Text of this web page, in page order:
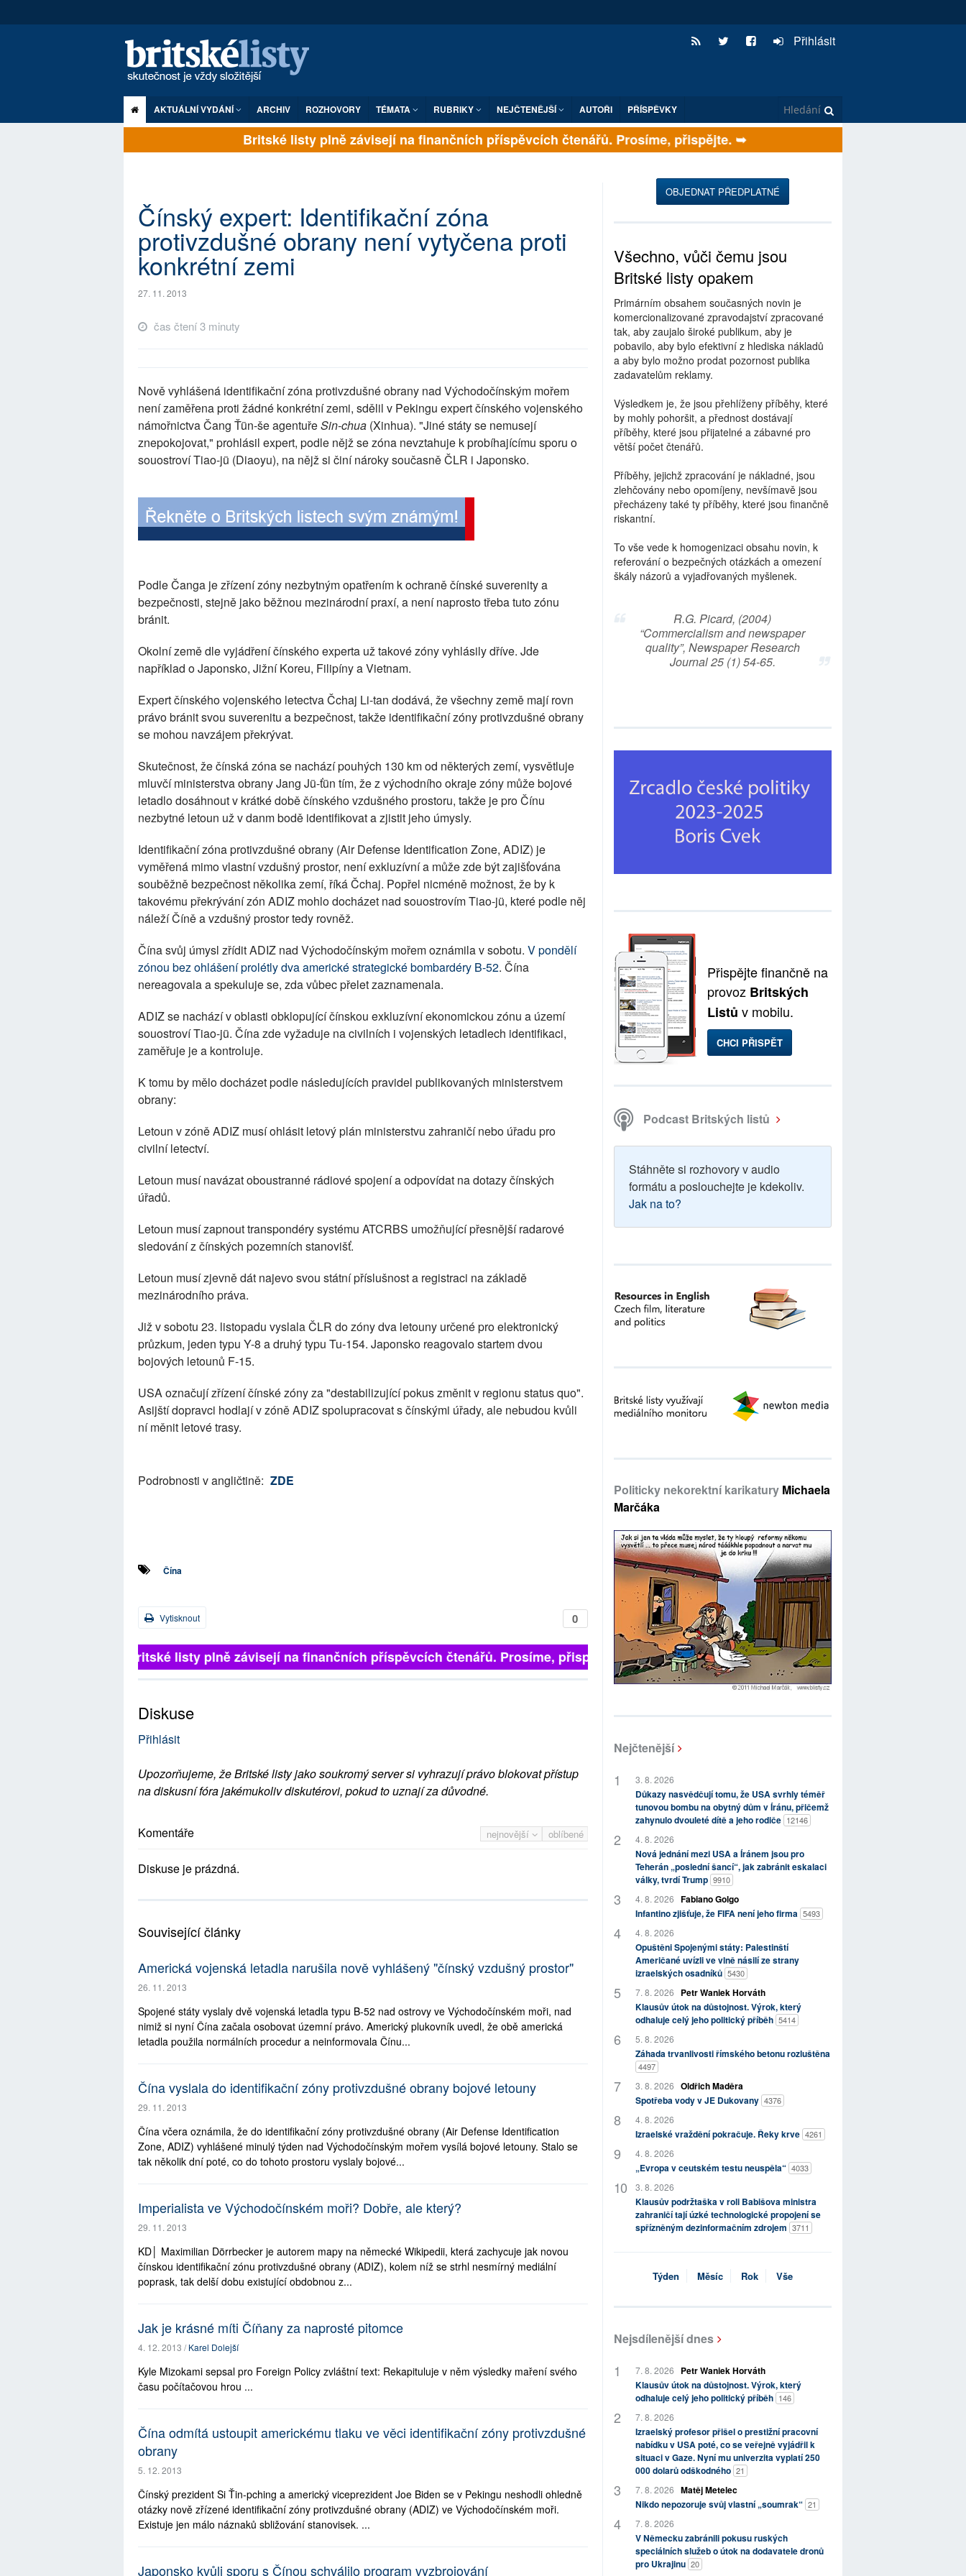
Přihlásit
AKTUÁLNÍ VYDÁNÍ ARCHIV ROZHOVORY TÉMATA RUBRIKY NEJČTENĚJŠÍ AUTOŘI PŘÍSPĚVKY
Britské listy plně závisejí na finančních příspěvcích čtenářů. Prosíme, přispějte. ➥
Čínský expert: Identifikační zóna
protivzdušné obrany není vytyčena proti
konkrétní zemi
27. 11. 2013
čas čtení 3 minuty
Nově vyhlášená identifikační zóna protivzdušné obrany nad Východočínským mořem
není zaměřena proti žádné konkrétní zemi, sdělil v Pekingu expert čínského vojenského
námořnictva Čang Ťün-še agentuřeSin-chua (Xinhua). "Jiné státy se nemusejí
znepokojovat," prohlásil expert, podle nějž se zóna nevztahuje k probíhajícímu sporu o
souostroví Tiao-jü (Diaoyu), na nějž si činí nároky současně ČLR i Japonsko.
Podle Čanga je zřízení zóny nezbytným opatřením k ochraně čínské suverenity a
bezpečnosti, stejně jako běžnou mezinárodní praxí, a není naprosto třeba tuto zónu
bránit.
Okolní země dle vyjádření čínského experta už takové zóny vyhlásily dříve. Jde
například o Japonsko, Jižní Koreu, Filipíny a Vietnam.
Expert čínského vojenského letectva Čchaj Li-tan dodává, že všechny země mají rovn
právo bránit svou suverenitu a bezpečnost, takže identifikační zóny protivzdušné obrany
se mohou navzájem překrývat.
Skutečnost, že čínská zóna se nachází pouhých 130 km od některých zemí, vysvětluje
mluvčí ministerstva obrany Jang Jü-ťün tím, že z východního okraje zóny může bojové
letadlo dosáhnout v krátké době čínského vzdušného prostoru, takže je pro Čínu
nezbytné letoun už v danm bodě identifikovat a zjistit jeho úmysly.
Identifikační zóna protivzdušné obrany (Air Defense Identification Zone, ADIZ) je
vyměřená mimo vlastní vzdušný prostor, není exkluzívní a může zde být zajišťována
souběžně bezpečnost několika zemí, říká Čchaj. Popřel nicméně možnost, že by k
takovému překrývání zón ADIZ mohlo docházet nad souostrovím Tiao-jü, které podle něj
náleží Číně a vzdušný prostor tedy rovněž.
Čína svůj úmysl zřídit ADIZ nad Východočínským mořem oznámila v sobotu. V pondělí
zónou bez ohlášení prolétly dva americké strategické bombardéry B-52. Čína
nereagovala a spekuluje se, zda vůbec přelet zaznamenala.
ADIZ se nachází v oblasti obklopující čínskou exkluzívní ekonomickou zónu a území
souostroví Tiao-jü. Čína zde vyžaduje na civilních i vojenských letadlech identifikaci,
zaměřuje je a kontroluje.
K tomu by mělo docházet podle následujících pravidel publikovaných ministerstvem
obrany:
Letoun v zóně ADIZ musí ohlásit letový plán ministerstvu zahraničí nebo úřadu pro
civilní letectví.
Letoun musí navázat oboustranné rádiové spojení a odpovídat na dotazy čínských
úřadů.
Letoun musí zapnout transpondéry systému ATCRBS umožňující přesnější radarové
sledování z čínských pozemních stanovišť.
Letoun musí zjevně dát najevo svou státní příslušnost a registraci na základě
mezinárodního práva.
Již v sobotu 23. listopadu vyslala ČLR do zóny dva letouny určené pro elektronický
průzkum, jeden typu Y-8 a druhý typu Tu-154. Japonsko reagovalo startem dvou
bojových letounů F-15.
USA označují zřízení čínské zóny za "destabilizující pokus změnit v regionu status quo".
Asijští dopravci hodlají v zóně ADIZ spolupracovat s čínskými úřady, ale nebudou kvůli
ní měnit letové trasy.
Podrobnosti v angličtině: ZDE
Čína
0
Vytisknout
Britské listy plně závisejí na finančních příspěvcích čtenářů. Prosíme, přispějte. ➥
Diskuse
Přihlásit
Upozorňujeme, že Britské listy jako soukromý server si vyhrazují právo blokovat přístup
na diskusní fóra jakémukoliv diskutérovi, pokud to uznají za důvodné.
nejnovější oblíbené
Komentáře
Diskuse je prázdná.
Související články
Americká vojenská letadla narušila nově vyhlášený "čínský vzdušný prostor"
26. 11. 2013
Spojené státy vyslaly dvě vojenská letadla typu B-52 nad ostrovy ve Východočínském moři, nad
nimiž si nyní Čína začala osobovat územní právo. Americký plukovník uvedl, že obě americká
letadla použila normálních procedur a neinformovala Čínu...
Čína vyslala do identifikační zóny protivzdušné obrany bojové letouny
29. 11. 2013
Čína včera oznámila, že do identifikační zóny protivzdušné obrany (Air Defense Identification
Zone, ADIZ) vyhlášené minulý týden nad Východočínským mořem vysílá bojové letouny. Stalo se
tak několik dní poté, co do tohoto prostoru vyslaly bojové...
Imperialista ve Východočínském moři? Dobře, ale který?
29. 11. 2013
KD│ Maximilian Dörrbecker je autorem mapy na německé Wikipedii, která zachycuje jak novou
čínskou identifikační zónu protivzdušné obrany (ADIZ), kolem níž se strhl nesmírný mediální
poprask, tak delší dobu existující obdobnou z...
Jak je krásné míti Číňany za naprosté pitomce
4. 12. 2013 /Karel Dolejší
Kyle Mizokami sepsal pro Foreign Policy zvláštní text: Rekapituluje v něm výsledky maření svého
času počítačovou hrou ...
Čína odmítá ustoupit americkému tlaku ve věci identifikační zóny protivzdušné
obrany
5. 12. 2013
Čínský prezident Si Ťin-pching a americký viceprezident Joe Biden se v Pekingu neshodli ohledně
otázky nově zřízené identifikační zóny protivzdušné obrany (ADIZ) ve Východočínském moři.
Existuje jen málo náznaků sbližování stanovisek. ...
Japonsko kvůli sporu s Čínou schválilo program vyzbrojování
OBJEDNAT PŘEDPLATNÉ
Všechno, vůči čemu jsou
Britské listy opakem
Primárním obsahem současných novin je
komercionalizované zpravodajství zpracované
tak, aby zaujalo široké publikum, aby je
pobavilo, aby bylo efektivní z hlediska nákladů
a aby bylo možno prodat pozornost publika
zadavatelům reklamy.
Výsledkem je, že jsou přehlíženy příběhy, které
by mohly pohoršit, a přednost dostávají
příběhy, které jsou přijatelné a zábavné pro
větší počet čtenářů.
Příběhy, jejichž zpracování je nákladné, jsou
zlehčovány nebo opomíjeny, nevšímavě jsou
přecházeny také ty příběhy, které jsou finančně
riskantní.
To vše vede k homogenizaci obsahu novin, k
referování o bezpečných otázkách a omezení
škály názorů a vyjadřovaných myšlenek.
R.G. Picard, (2004)
“Commercialism and newspaper
quality”, Newspaper Research
Journal 25 (1) 54-65.
Přispějte finančně na
provoz Britských
Listů v mobilu.
CHCI PŘISPĚT
Podcast Britských listů
Stáhněte si rozhovory v audio
formátu a poslouchejte je kdekoliv.
Jak na to?
Politicky nekorektní karikatury Michaela
Marčáka
Nejčtenější
3. 8. 2026
Důkazy nasvědčují tomu, že USA svrhly téměř
tunovou bombu na obytný dům v Íránu, přičemž
zahynulo dvouleté dítě a jeho rodiče 12146
4. 8. 2026
Nová jednání mezi USA a Íránem jsou pro
Teherán „poslední šancí“, jak zabránit eskalaci
války, tvrdí Trump 9910
4. 8. 2026 Fabiano Golgo
Infantino zjišťuje, že FIFA není jeho firma 5493
4. 8. 2026
Opuštěni Spojenými státy: Palestinští
Američané uvízli ve vlně násilí ze strany
izraelských osadníků 5430
7. 8. 2026
Petr Waniek Horváth
Klausův útok na důstojnost. Výrok, který
odhaluje celý jeho politický příběh 5414
5. 8. 2026
Záhada trvanlivosti římského betonu rozluštěna
4497
3. 8. 2026 Oldřich Maděra
Spotřeba vody v JE Dukovany 4376
4. 8. 2026
Izraelské vraždění pokračuje. Řeky krve 4261
4. 8. 2026
„Evropa v ceutském testu neuspěla“ 4033
3. 8. 2026
Klausův podržtaška v roli Babišova ministra
zahraničí tají úzké technologické propojení se
spřízněným dezinformačním zdrojem 3711
Týden Měsíc Rok Vše
Nejsdílenější dnes
7. 8. 2026
Petr Waniek Horváth
Klausův útok na důstojnost. Výrok, který
odhaluje celý jeho politický příběh 146
7. 8. 2026
Izraelský profesor přišel o prestižní pracovní
nabídku v USA poté, co se veřejně vyjádřil k
situaci v Gaze. Nyní mu univerzita vyplatí 250
000 dolarů odškodného 21
7. 8. 2026 Matěj Metelec
Nikdo nepozoruje svůj vlastní „soumrak“ 21
7. 8. 2026
V Německu zabránili pokusu ruských
speciálních služeb o útok na dodavatele dronů
pro Ukrajinu 20